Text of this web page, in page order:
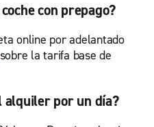
con prepago?
online por adelantado
la tarifa base de
alquiler por un día?